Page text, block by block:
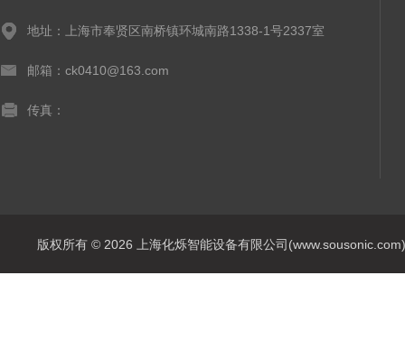
地址：上海市奉贤区南桥镇环城南路1338-1号2337室
邮箱：ck0410@163.com
传真：
版权所有 © 2026 上海化烁智能设备有限公司